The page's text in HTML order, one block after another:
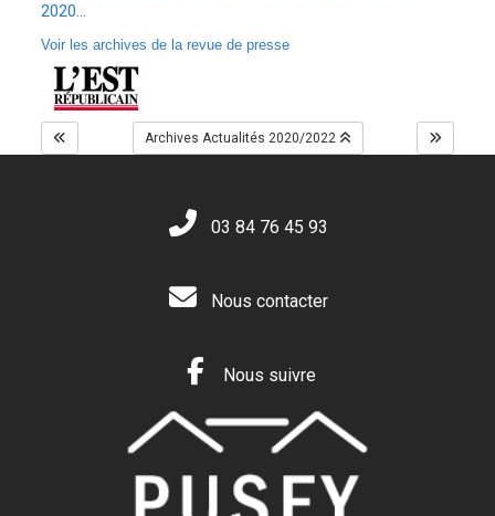
2020...
Voir les archives de la revue de presse
Archives Actualités 2020/2022
03 84 76 45 93
Nous contacter
Nous suivre